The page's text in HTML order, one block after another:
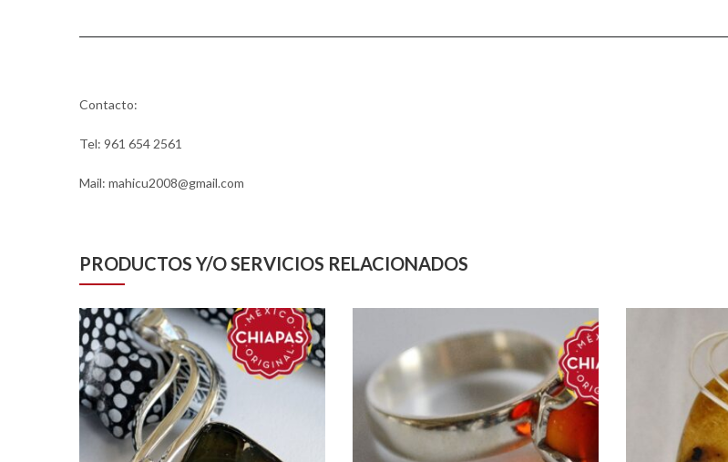
Contacto:
Tel: 961 654 2561
Mail: mahicu2008@gmail.com
PRODUCTOS Y/O SERVICIOS RELACIONADOS